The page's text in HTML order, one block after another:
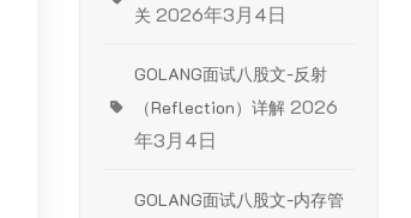
关 2026年3月4日
GOLANG面试八股文-反射
（Reflection）详解 2026
年3月4日
GOLANG面试八股文-内存管